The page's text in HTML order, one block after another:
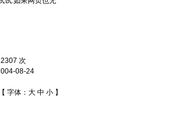
次
08-24
字体： 大 中 小 】